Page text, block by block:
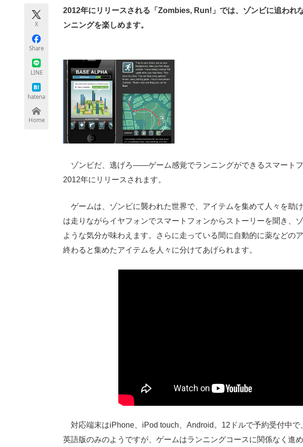
ちょっと気になるネットの話題
X
Share
LINE
hatena
Home
2012年にリリースされる「Zombies, Run!」では、ゾンビに追われ
ンニングを楽しめます。
ゾンビだ、逃げろ――ゲーム感覚でランニングができるスマートフ
2012年にリリースされます。
ゲームは、ゾンビに襲われた世界で、アイテムを集めて人々を助
は走りながらイヤフォンでスマートフォンからストーリーを聞き、
ような気分が味わえます。さらに走っている間に自動的に薬などの
終わると集めたアイテムを人々に分けてあげられます。
対応端末はiPhone、iPod touch、Android。12ドルで予約受付中で
英語版のみのようですが、ゲームはランニングコースに関係なく進